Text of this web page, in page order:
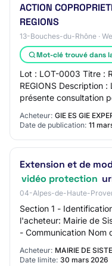
ACTION
REGIONS
13-Bouches-du-Rhône ·
Mot-clé trouvé dans
Lot : LOT-0003 Titre :
REGIONS Description
présente consultation
Acheteur: GIE ES GIE
Date de publication: 11
Extension et de
vidéo protection
04-Alpes-de-Haute-
Section 1 -
l'acheteur: Mairie de
- Communication Nom
Acheteur: MAIRIE DE
Date limite: 30 mars 2026